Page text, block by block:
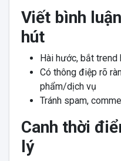
Viết bình
hút
Hài hước, bắt trend
Có thông điệp rõ
phẩm/dịch vụ
Tránh spam,
Canh thời
lý